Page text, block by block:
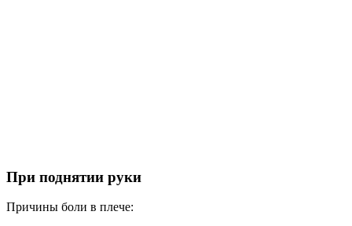
При поднятии руки
Причины боли в плече: